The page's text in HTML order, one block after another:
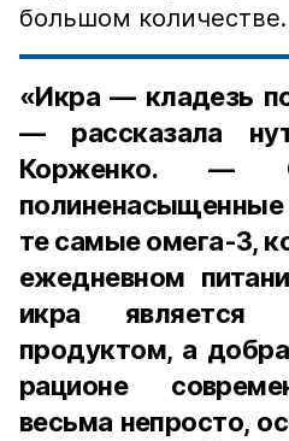
большом количестве.
«Икра — кладезь
— рассказала
Корженко. —
те самые омега-3,
ежедневном
икра является
продуктом, а
рационе
весьма непросто,